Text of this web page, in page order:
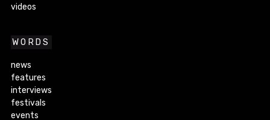
videos
WORDS
news
features
interviews
festivals
events